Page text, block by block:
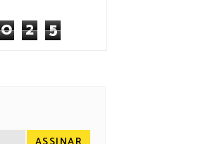
0 2 5